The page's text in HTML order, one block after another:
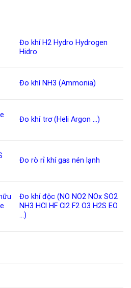
Đo khí H2 Hydro Hydrogen
Hidro
Đo khí NH3 (Ammonia)
Đo khí trơ (Heli Argon …)
Đo rò rỉ khí gas nén lạnh
Đo khí độc (NO NO2 NOx SO2
NH3 HCl HF Cl2 F2 O3 H2S EO
…)